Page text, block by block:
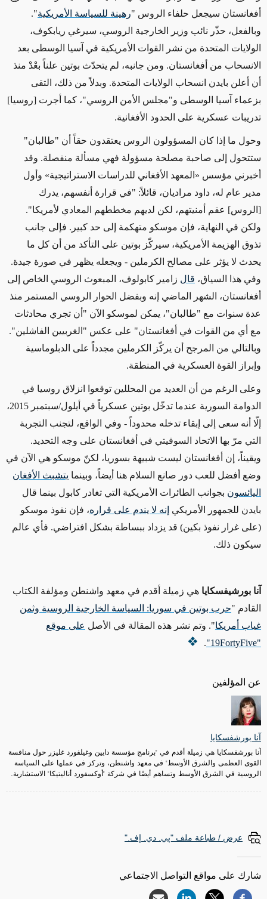
عن المؤلفين
آنا بورشفسكايا
آنا بورشفسكايا هي زميلة أقدم في "برنامج مؤسسة دايين وغيلفورد غليزر حول منافسة
القوى العظمى والشرق الأوسط" في معهد واشنطن، وتركز في عملها على السياسة
الروسية في الشرق الأوسط وتساهم أيضًا في شركة "أوكسفورد أناليتيكا" الاستشارية.
أفغانستان سيجعل حلفاء الروس "رهينة للسياسة الأمريكية".
وبالفعل، حذّر نائب وزير الخارجية الروسي، سيرغي ريابكوف،
الولايات المتحدة من نشر القوات الأمريكية في آسيا الوسطى بعد
الانسحاب من أفغانستان. ومن جانبه، لم يتحدّث بوتين علناً بعْدْ منذ
أن أعلن بايدن انسحاب الولايات المتحدة. وبدلاً من ذلك، التقى
بزعماء آسيا الوسطى و"مجلس الأمن الروسي"، كما أجرت [روسيا]
تدريبات عسكرية على الحدود الأفغانية.
وحول ما إذا كان المسؤولون الروس يعتقدون حقاً أن "طالبان"
ستتحول إلى صاحبة مصلحة مسؤولة فهي مسألة منفصلة. وقد
أخبرني مؤسس « المعهد الأفغاني للدراسات الاستراتيجية» وأول
مدير عام له، داود مراديان، قائلاً: "في قرارة أنفسهم، يدرك
[الروس] عقم أمنيتهم، لكن لديهم مخططهم المعادي لأمريكا".
ولكن في النهاية، فإن موسكو متهكمة إلى حد كبير. فإلى جانب
تذوق الهزيمة الأمريكية، سيركّز بوتين على التأكد من أن كل ما
يحدث لا يؤثر على مصالح الكرملين - ويجعله يظهر في صورة جيدة.
وفي هذا السياق، قال زامير كابولوف، المبعوث الروسي الخاص إلى
أفغانستان، الشهر الماضي إنه وبفضل الحوار الروسي المستمر منذ
عدة سنوات مع "طالبان"، يمكن لموسكو الآن "أن تجري محادثات
مع أي من القوات في أفغانستان" على عكس "الغربيين الفاشلين".
وبالتالي من المرجح أن يركّز الكرملين مجدداً على الدبلوماسية
وإبراز القوة العسكرية في المنطقة.
وعلى الرغم من أن العديد من المحللين توقعوا انزلاق روسيا في
الدوامة السورية عندما تدخّل بوتين عسكرياً في أيلول/سبتمبر 2015،
إلّا أنه سعى إلى إبقاء تدخله محدوداً - وفي الواقع، لتجنب التجربة
التي مرّ بها الاتحاد السوفيتي في أفغانستان على وجه التحديد.
ويقيناً، إن أفغانستان ليست شبيهة بسوريا، لكنّ موسكو هي الآن في
وضع أفضل للعب دور صانع السلام هنا أيضاً، وبينما يتشبث الأفغان
اليائسون بجوانب الطائرات الأمريكية التي تغادر كابول بينما قال
بايدن للجمهور الأمريكي إنه لا يندم على قراره، فإن نفوذ موسكو
(على غرار نفوذ بكين) قد يزداد ببساطة بشكل افتراضي. فأي عالم
سيكون ذلك.
آنا بورشيفسكايا هي زميلة أقدم في معهد واشنطن ومؤلفة الكتاب
القادم "حرب بوتين في سوريا: السياسة الخارجية الروسية وثمن
غياب أمريكا". وتم نشر هذه المقالة في الأصل على موقع
"19FortyFive"
.
عرض / طباعة ملف "پي. دي. إف."
شارك على مواقع التواصل الاجتماعي